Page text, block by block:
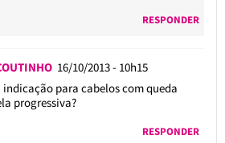
RESPONDER
16/10/2013 - 10h15
para cabelos com queda
progressiva?
RESPONDER